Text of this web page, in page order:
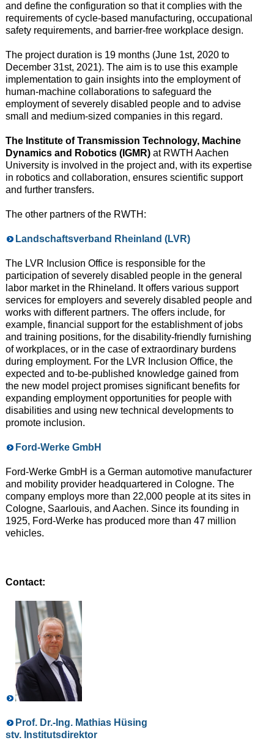
and define the configuration so that it complies with the
requirements of cycle-based manufacturing, occupational
safety requirements, and barrier-free workplace design.
The project duration is 19 months (June 1st, 2020 to
December 31st, 2021). The aim is to use this example
implementation to gain insights into the employment of
human-machine collaborations to safeguard the
employment of severely disabled people and to advise
small and medium-sized companies in this regard.
The Institute of Transmission Technology, Machine
Dynamics and Robotics (IGMR)at RWTH Aachen
University is involved in the project and, with its expertise
in robotics and collaboration, ensures scientific support
and further transfers.
The other partners of the RWTH:
Landschaftsverband Rheinland (LVR)
The LVR Inclusion Office is responsible for the
participation of severely disabled people in the general
labor market in the Rhineland. It offers various support
services for employers and severely disabled people and
works with different partners. The offers include, for
example, financial support for the establishment of jobs
and training positions, for the disability-friendly furnishing
of workplaces, or in the case of extraordinary burdens
during employment. For the LVR Inclusion Office, the
expected and to-be-published knowledge gained from
the new model project promises significant benefits for
expanding employment opportunities for people with
disabilities and using new technical developments to
promote inclusion.
Ford-Werke GmbH
Ford-Werke GmbH is a German automotive manufacturer
and mobility provider headquartered in Cologne. The
company employs more than 22,000 people at its sites in
Cologne, Saarlouis, and Aachen. Since its founding in
1925, Ford-Werke has produced more than 47 million
vehicles.
Contact:
Prof. Dr.-Ing. Mathias Hüsing
stv. Institutsdirektor